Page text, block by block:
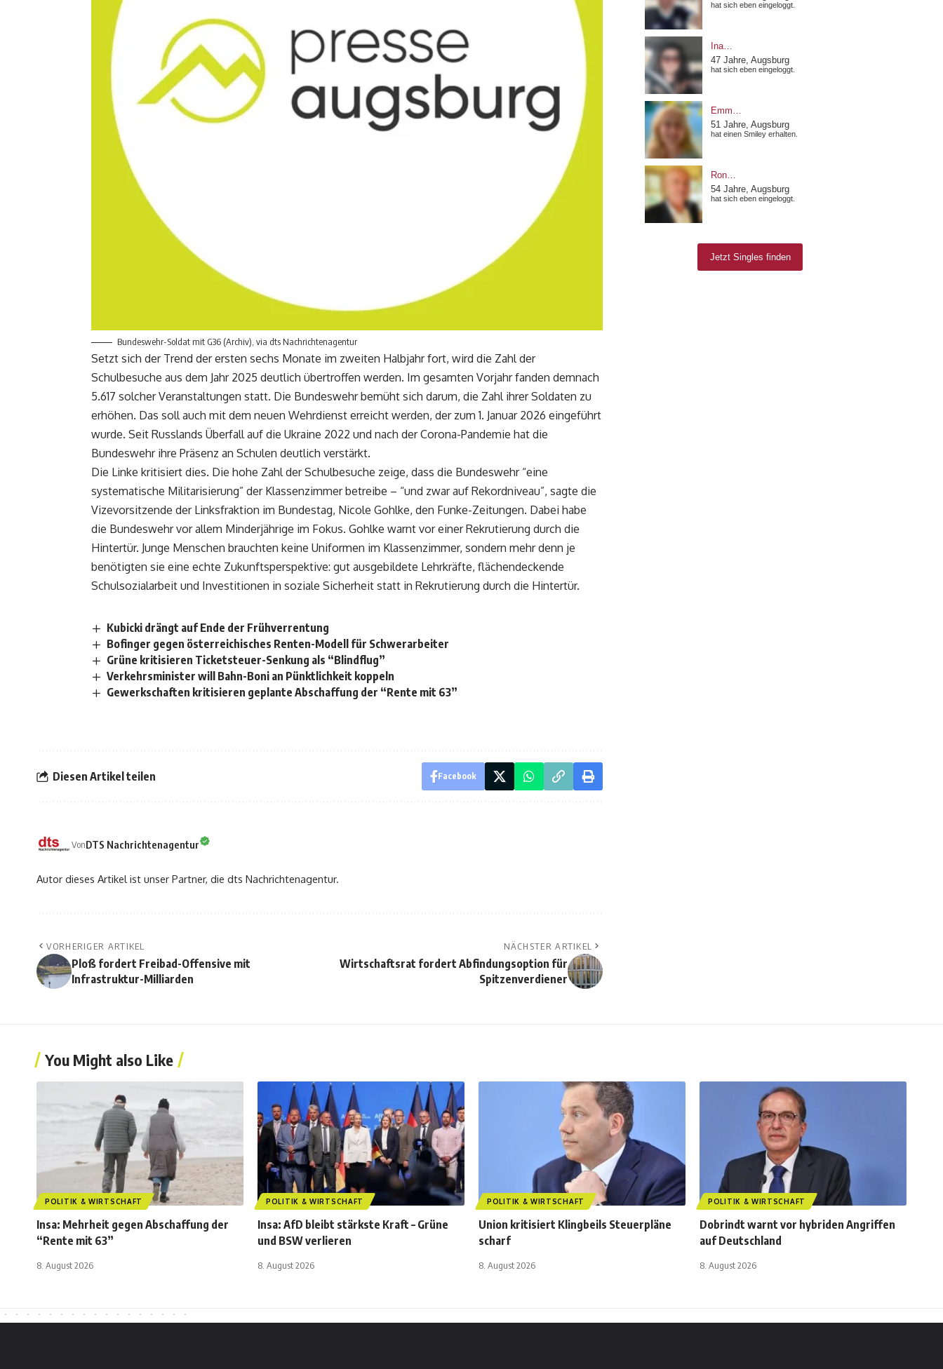
Bundeswehr-Soldat mit G36 (Archiv), via dts Nachrichtenagentur
Setzt sich der Trend der ersten sechs Monate im zweiten Halbjahr fort, wird die Zahl der
Schulbesuche aus dem Jahr 2025 deutlich übertroffen werden. Im gesamten Vorjahr fanden demnach
5.617 solcher Veranstaltungen statt. Die Bundeswehr bemüht sich darum, die Zahl ihrer Soldaten zu
erhöhen. Das soll auch mit dem neuen Wehrdienst erreicht werden, der zum 1. Januar 2026 eingeführt
wurde. Seit Russlands Überfall auf die Ukraine 2022 und nach der Corona-Pandemie hat die
Bundeswehr ihre Präsenz an Schulen deutlich verstärkt.
Die Linke kritisiert dies. Die hohe Zahl der Schulbesuche zeige, dass die Bundeswehr “eine
systematische Militarisierung” der Klassenzimmer betreibe – “und zwar auf Rekordniveau”, sagte die
Vizevorsitzende der Linksfraktion im Bundestag, Nicole Gohlke, den Funke-Zeitungen. Dabei habe
die Bundeswehr vor allem Minderjährige im Fokus. Gohlke warnt vor einer Rekrutierung durch die
Hintertür. Junge Menschen brauchten keine Uniformen im Klassenzimmer, sondern mehr denn je
benötigten sie eine echte Zukunftsperspektive: gut ausgebildete Lehrkräfte, flächendeckende
Schulsozialarbeit und Investitionen in soziale Sicherheit statt in Rekrutierung durch die Hintertür.
Kubicki drängt auf Ende der Frühverrentung
Bofinger gegen österreichisches Renten-Modell für Schwerarbeiter
Grüne kritisieren Ticketsteuer-Senkung als “Blindflug”
Verkehrsminister will Bahn-Boni an Pünktlichkeit koppeln
Gewerkschaften kritisieren geplante Abschaffung der “Rente mit 63”
Diesen Artikel teilen Facebook
VonDTS Nachrichtenagentur
Autor dieses Artikel ist unser Partner, die dts Nachrichtenagentur.
VORHERIGER ARTIKEL
Ploß fordert Freibad-Offensive mit
Infrastruktur-Milliarden
NÄCHSTER ARTIKEL
Wirtschaftsrat fordert Abfindungsoption für
Spitzenverdiener
You Might also Like
POLITIK & WIRTSCHAFT
Insa: Mehrheit gegen Abschaffung der
“Rente mit 63”
8. August 2026
POLITIK & WIRTSCHAFT
Insa: AfD bleibt stärkste Kraft – Grüne
und BSW verlieren
8. August 2026
POLITIK & WIRTSCHAFT
Union kritisiert Klingbeils Steuerpläne
scharf
8. August 2026
POLITIK & WIRTSCHAFT
Dobrindt warnt vor hybriden Angriffen
auf Deutschland
8. August 2026